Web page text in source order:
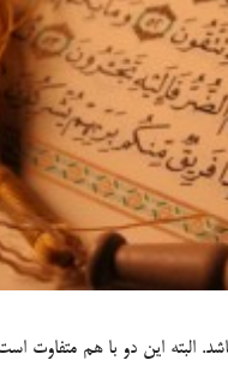
البته اين دو با هم متفاوت